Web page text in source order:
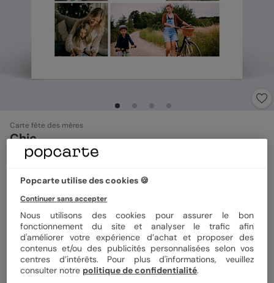
Carte fête des mères
Chic
5(4avis)
Format
Papier Papier Satiné
Popcarte utilise des cookies 🍪
Continuer sans accepter
Nous utilisons des cookies pour assurer le bon
fonctionnement du site et analyser le trafic afin
d'améliorer votre expérience d’achat et proposer des
contenus et/ou des publicités personnalisées selon vos
centres d’intérêts. Pour plus d'informations, veuillez
consulter notre politique de confidentialité.